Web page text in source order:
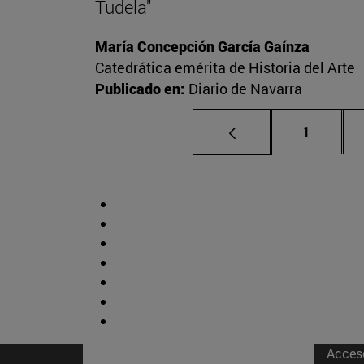
Tudela"
María Concepción García Gaínza
Catedrática emérita de Historia del Arte
Publicado en: Diario de Navarra
Página
1